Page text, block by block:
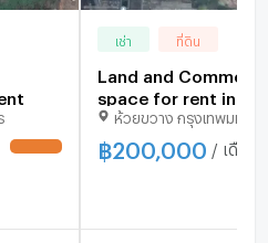
เช่า ที่ดิน
Land and
space for rent in
Khwang studio, for
ห้วยขวาง กรุงเทพมหาน
฿200,000 / เดือน